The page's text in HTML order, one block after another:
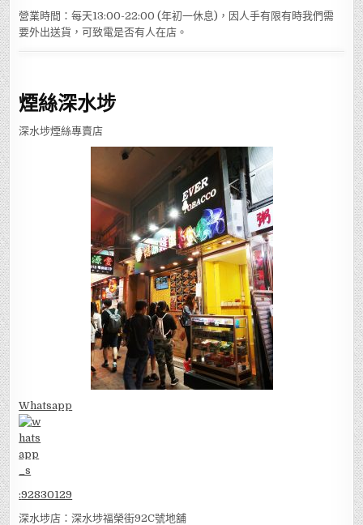
營業時間：每天13:00-22:00 (年初一休息)，因人手有限有時我們需
要外出送貨，可致電是否有人在店。
煙絲深水埗
深水埗煙絲專賣店
Whatsapp
:92830129
深水埗店：深水埗福榮街92C號地舖